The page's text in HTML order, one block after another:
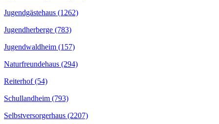
Jugendgästehaus (1262)
Jugendherberge (783)
Jugendwaldheim (157)
Naturfreundehaus (294)
Reiterhof (54)
Schullandheim (793)
Selbstversorgerhaus (2207)